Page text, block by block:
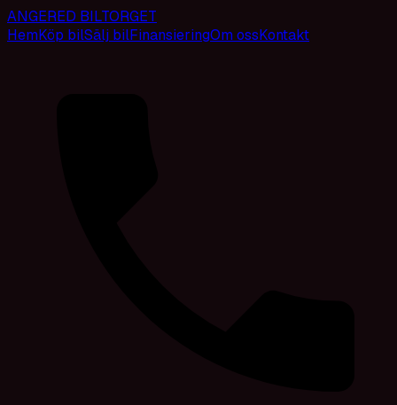
ANGERED BILTORGET
HemKöp bilSälj bilFinansieringOm ossKontakt